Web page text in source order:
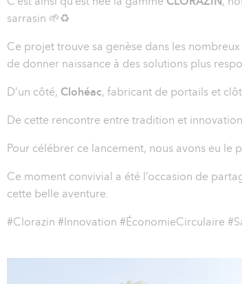
sarrasin 🌱♻️
Ce projet trouve sa genèse dans les
de donner naissance à des solutions plus
D’un côté, Clohéac, fabricant de portails et
De cette rencontre entre tradition et
Pour célébrer ce lancement, nous avons eu
Ce moment convivial a été l’occasion de
cette belle aventure.
#Clorazin #Innovation #ÉconomieCirculaire